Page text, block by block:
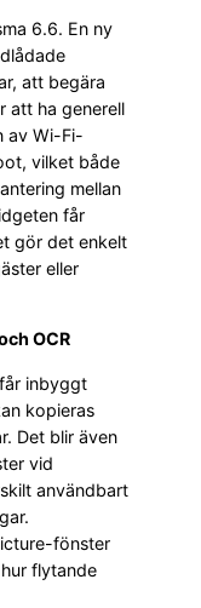
6.6. En ny
att begära
att ha generell
av Wi-Fi-
vilket både
mellan
får
gör det enkelt
eller
OCR
inbyggt
kopieras
Det blir även
vid
användbart
fönster
flytande